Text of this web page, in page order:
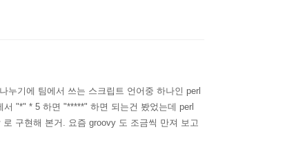
누기에 팀에서 쓰는 스크립트 언어중 하나인 perl
"*" * 5 하면 "*****" 하면 되는건 봤었는데 perl
구현해 본거. 요즘 groovy 도 조금씩 만져 보고